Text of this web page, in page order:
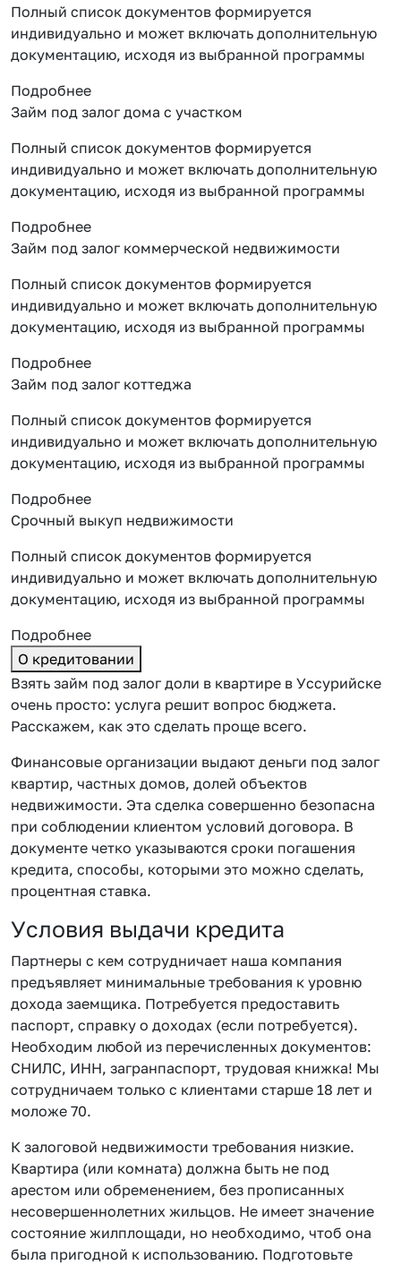
Полный список документов формируется
индивидуально и может включать дополнительную
документацию, исходя из выбранной программы
Подробнее
Займ под залог дома с участком
Полный список документов формируется
индивидуально и может включать дополнительную
документацию, исходя из выбранной программы
Подробнее
Займ под залог коммерческой недвижимости
Полный список документов формируется
индивидуально и может включать дополнительную
документацию, исходя из выбранной программы
Подробнее
Займ под залог коттеджа
Полный список документов формируется
индивидуально и может включать дополнительную
документацию, исходя из выбранной программы
Подробнее
Срочный выкуп недвижимости
Полный список документов формируется
индивидуально и может включать дополнительную
документацию, исходя из выбранной программы
Подробнее
О кредитовании
Взять займ под залог доли в квартире в Уссурийске
очень просто: услуга решит вопрос бюджета.
Расскажем, как это сделать проще всего.
Финансовые организации выдают деньги под залог
квартир, частных домов, долей объектов
недвижимости. Эта сделка совершенно безопасна
при соблюдении клиентом условий договора. В
документе четко указываются сроки погашения
кредита, способы, которыми это можно сделать,
процентная ставка.
Условия выдачи кредита
Партнеры с кем сотрудничает наша компания
предъявляет минимальные требования к уровню
дохода заемщика. Потребуется предоставить
паспорт, справку о доходах (если потребуется).
Необходим любой из перечисленных документов:
СНИЛС, ИНН, загранпаспорт, трудовая книжка! Мы
сотрудничаем только с клиентами старше 18 лет и
моложе 70.
К залоговой недвижимости требования низкие.
Квартира (или комната) должна быть не под
арестом или обременением, без прописанных
несовершеннолетних жильцов. Не имеет значение
состояние жилплощади, но необходимо, чтоб она
была пригодной к использованию. Подготовьте